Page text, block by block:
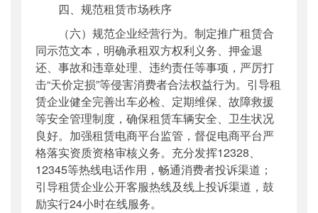
四、规范租赁市场秩序
（六）规范企业经营行为。制定推广租赁合
同示范文本，明确承租双方权利义务、押金退
还、事故和违章处理、违约责任等事项，严厉打
击“天价定损”等侵害消费者合法权益行为。引导租
赁企业健全完善出车必检、定期维保、故障救援
等安全管理制度，确保租赁车辆安全、卫生状况
良好。加强租赁电商平台监管，督促电商平台严
格落实资质资格审核义务。充分发挥12328、
12345等热线电话作用，畅通消费者投诉渠道；
引导租赁企业公开客服热线及线上投诉渠道，鼓
励实行24小时在线服务。